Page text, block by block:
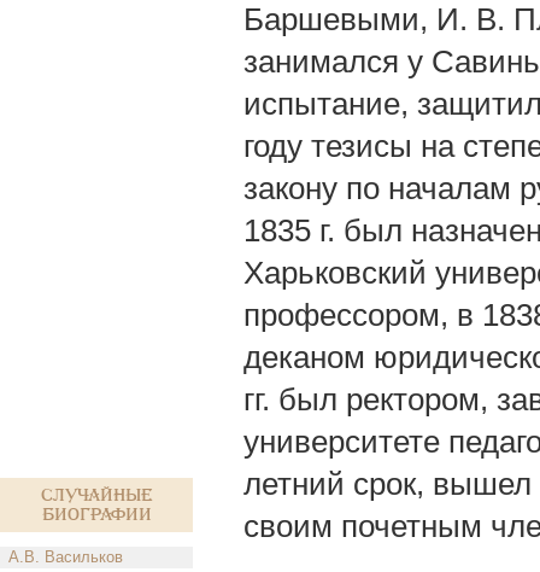
Случайные
биографии
А.В. Васильков
Баршевыми, И. В.
занимался у
испытание,
году тезисы на
закону по началам
1835 г. был
Харьковский
профессором, в
деканом
гг. был ректором,
университете
летний срок, вышел
своим почетным